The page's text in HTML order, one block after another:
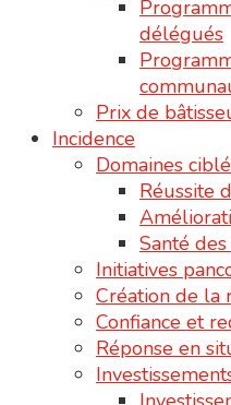
délégués
Prix de
Incidence
Domaines
Réussite
Santé
Initiatives
Création de la
Confiance et
Réponse en